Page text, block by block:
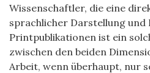
Wissenschaftler, die eine
sprachlicher Darstellung und
Printpublikationen ist ein
zwischen den beiden
Arbeit, wenn überhaupt, nur